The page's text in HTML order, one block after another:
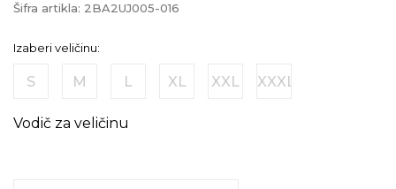
Šifra artikla: 2BA2UJ005-016
Izaberi veličinu:
S M L XL XXL XXXL
Vodič za veličinu